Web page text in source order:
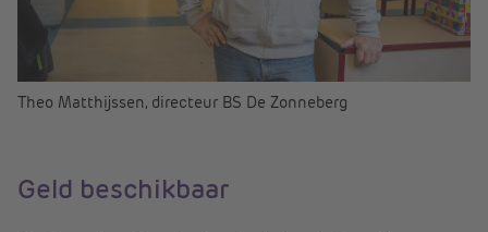
Theo Matthijssen, directeur BS De Zonneberg
Geld beschikbaar